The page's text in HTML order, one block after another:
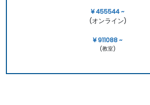
¥ 455544 ~
(オンライン)
¥ 911088 ~
(教室)